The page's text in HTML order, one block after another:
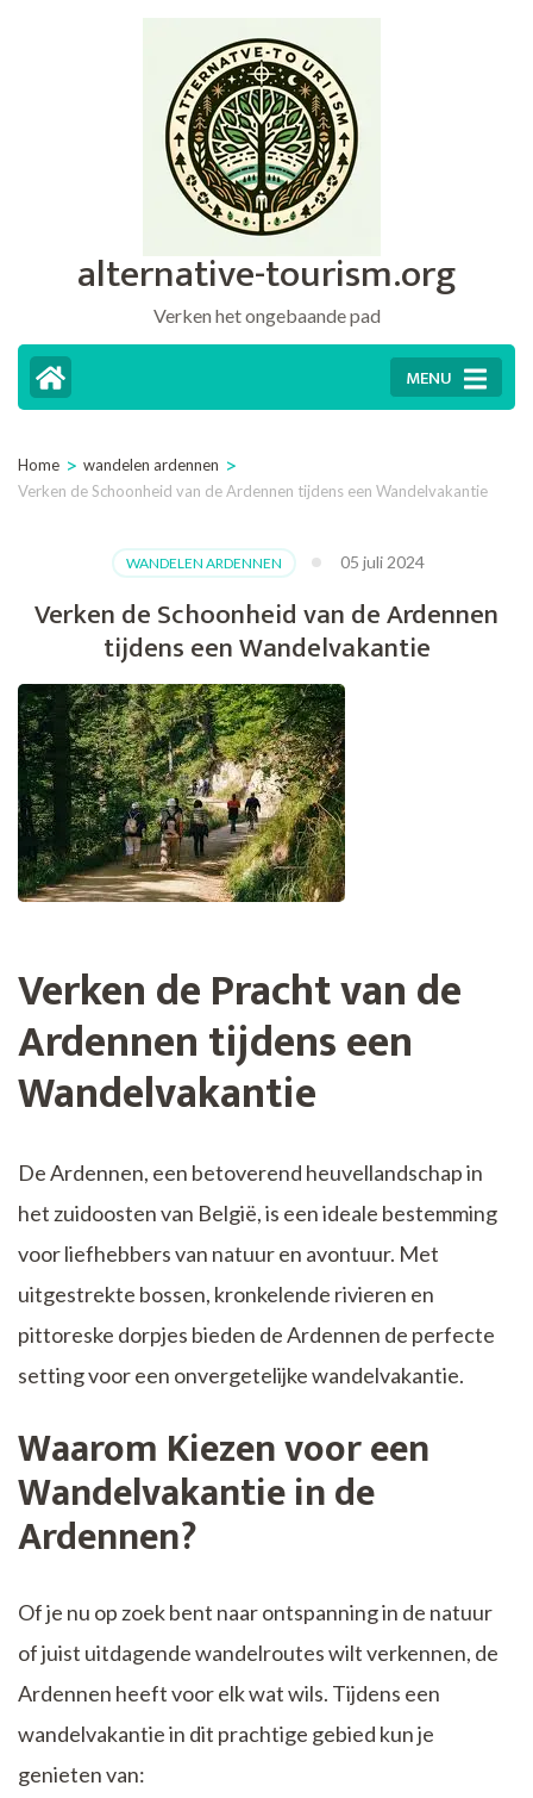
alternative-tourism.org
Verken het ongebaande pad
MENU
Home > wandelen ardennen >
Verken de Schoonheid van de Ardennen tijdens een Wandelvakantie
WANDELEN ARDENNEN 05 juli 2024
Verken de Schoonheid van de Ardennen
tijdens een Wandelvakantie
Verken de Pracht van de
Ardennen tijdens een
Wandelvakantie
De Ardennen, een betoverend heuvellandschap in
het zuidoosten van België, is een ideale bestemming
voor liefhebbers van natuur en avontuur. Met
uitgestrekte bossen, kronkelende rivieren en
pittoreske dorpjes bieden de Ardennen de perfecte
setting voor een onvergetelijke wandelvakantie.
Waarom Kiezen voor een
Wandelvakantie in de
Ardennen?
Of je nu op zoek bent naar ontspanning in de natuur
of juist uitdagende wandelroutes wilt verkennen, de
Ardennen heeft voor elk wat wils. Tijdens een
wandelvakantie in dit prachtige gebied kun je
genieten van: